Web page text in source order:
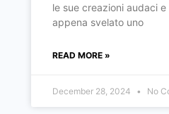
le sue creazioni audaci
appena svelato uno
READ MORE »
December 28, 2024 No